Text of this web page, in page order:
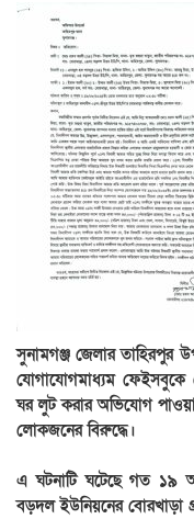
সুনামগঞ্জ জেলার তাহিরপুর
যোগাযোগমাধ্যম
ঘর লুট করার অভিযোগ
লোকজনের বিরুদ্ধে।
‎এ ঘটনাটি ঘটেছে গত ১৯
বড়দল ইউনিয়নের বোরখাড়া